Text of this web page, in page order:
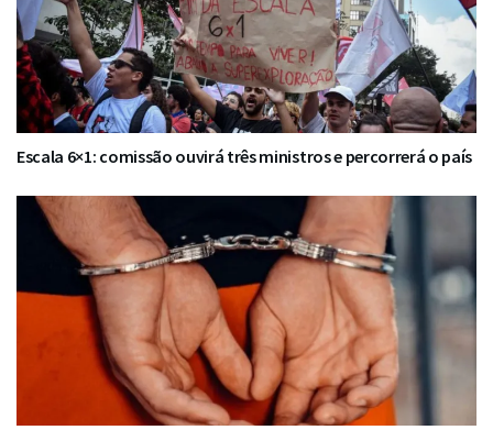
Escala 6×1: comissão ouvirá três ministros e percorrerá o país